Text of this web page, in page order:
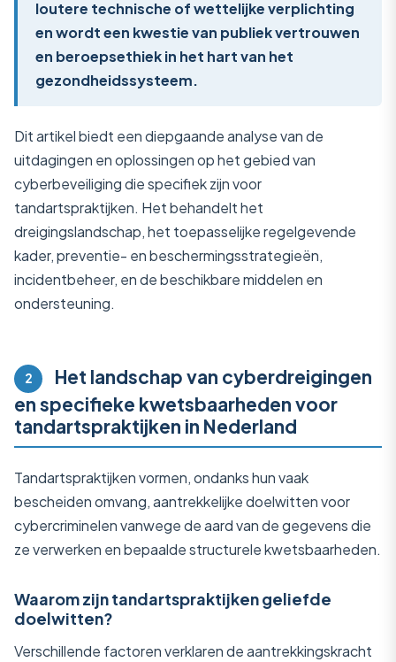
loutere technische of wettelijke verplichting
en wordt een kwestie van publiek vertrouwen
en beroepsethiek in het hart van het
gezondheidssysteem.
Dit artikel biedt een diepgaande analyse van de
uitdagingen en oplossingen op het gebied van
cyberbeveiliging die specifiek zijn voor
tandartspraktijken. Het behandelt het
dreigingslandschap, het toepasselijke regelgevende
kader, preventie- en beschermingsstrategieën,
incidentbeheer, en de beschikbare middelen en
ondersteuning.
2
Het landschap van cyberdreigingen
en specifieke kwetsbaarheden voor
tandartspraktijken in Nederland
Tandartspraktijken vormen, ondanks hun vaak
bescheiden omvang, aantrekkelijke doelwitten voor
cybercriminelen vanwege de aard van de gegevens die
ze verwerken en bepaalde structurele kwetsbaarheden.
Waarom zijn tandartspraktijken geliefde
doelwitten?
Verschillende factoren verklaren de aantrekkingskracht